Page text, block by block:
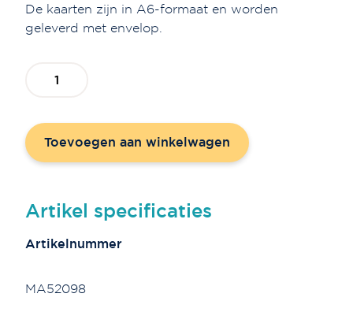
De kaarten zijn in A6-formaat en worden
geleverd met envelop.
kaarten
is
Goud'
2
aantal
Toevoegen aan winkelwagen
Artikel specificaties
Artikelnummer
MA52098